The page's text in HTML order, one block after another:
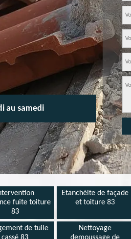
au samedi
fuite toiture
83
Etanchéite de façade
et toiture 83
de tuile
Nettoyage